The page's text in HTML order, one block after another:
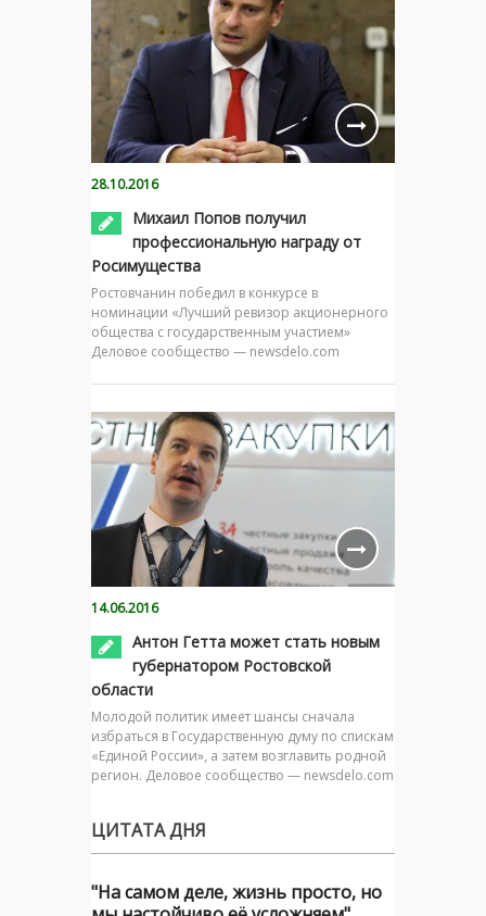
28.10.2016
Михаил Попов получил
профессиональную награду от
Росимущества
Ростовчанин победил в конкурсе в
номинации «Лучший ревизор акционерного
общества с государственным участием»
Деловое сообщество — newsdelo.com
14.06.2016
Антон Гетта может стать новым
губернатором Ростовской
области
Молодой политик имеет шансы сначала
избраться в Государственную думу по спискам
«Единой России», а затем возглавить родной
регион. Деловое сообщество — newsdelo.com
ЦИТАТА ДНЯ
"На самом деле, жизнь просто, но